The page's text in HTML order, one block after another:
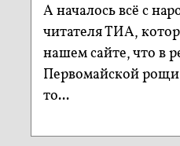
А началось всё с
читателя ТИА,
нашем сайте, что в
Первомайской
то...